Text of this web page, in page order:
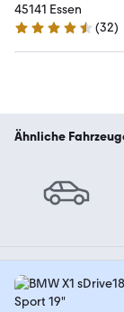
45141 Essen
4.7 Sterne
(32)
Ähnliche